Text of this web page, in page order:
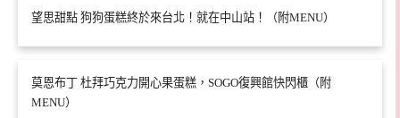
望思甜點 狗狗蛋糕終於來台北！就在中山站！（附MENU）
莫恩布丁 杜拜巧克力開心果蛋糕，SOGO復興館快閃櫃（附
MENU）